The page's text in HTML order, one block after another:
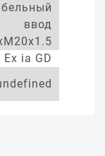
ввод
Ex ia GD